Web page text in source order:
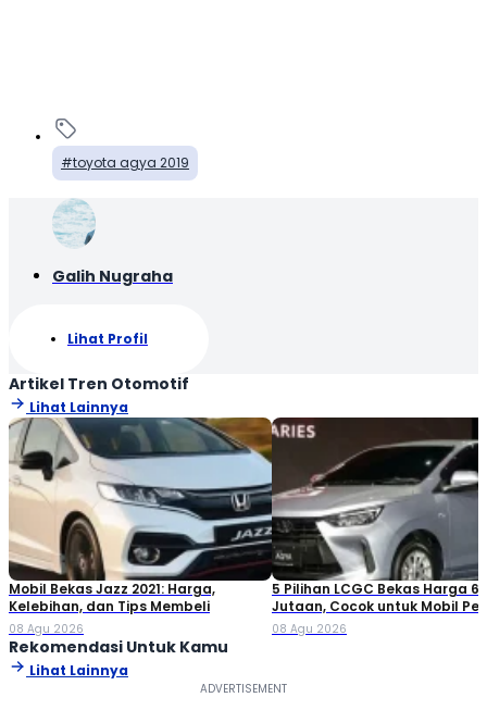
toyota agya 2019
Galih Nugraha
Lihat Profil
Artikel Tren Otomotif
Lihat Lainnya
Mobil Bekas Jazz 2021: Harga,
Kelebihan, dan Tips Membeli
08 Agu 2026
5 Pilihan LCGC Bekas Harga
Jutaan, Cocok untuk Mobil
08 Agu 2026
Rekomendasi Untuk Kamu
Lihat Lainnya